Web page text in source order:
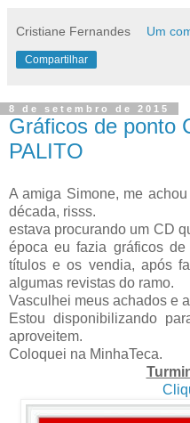
Cristiane Fernandes Um
Compartilhar
8 de setembro de 2015
Gráficos de ponto
PALITO
A amiga Simone, me
década, risss.
estava procurando um CD
época eu fazia gráficos
títulos e os vendia, após
algumas revistas do ramo.
Vasculhei meus achados e
Estou disponibilizando
aproveitem.
Coloquei na MinhaTeca.